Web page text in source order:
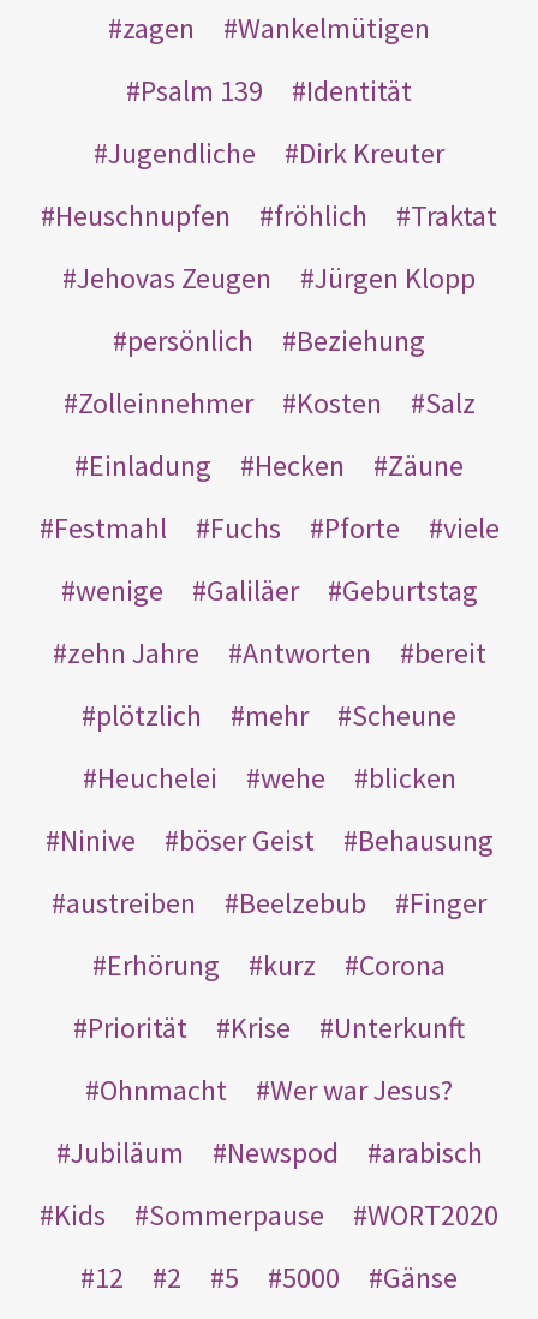
zagen
Wankelmütigen
Psalm 139
Identität
Jugendliche
Dirk Kreuter
Heuschnupfen
fröhlich
Traktat
Jehovas Zeugen
Jürgen Klopp
persönlich
Beziehung
Zolleinnehmer
Kosten
Salz
Einladung
Hecken
Zäune
Festmahl
Fuchs Pforte
viele
wenige
Galiläer
Geburtstag
zehn Jahre
Antworten
bereit
plötzlich
mehr
Scheune
Heuchelei
wehe
blicken
Ninive
böser Geist
Behausung
austreiben
Beelzebub
Finger
Erhörung
kurz
Corona
Priorität
Krise
Unterkunft
Ohnmacht
Wer war Jesus?
Jubiläum
Newspod
arabisch
Kids
Sommerpause
WORT2020
12
2 5 5000
Gänse